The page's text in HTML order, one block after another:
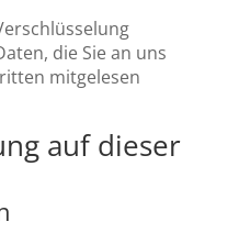
die Sie an uns
mitgelesen
auf dieser